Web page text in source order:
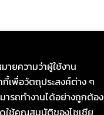
ายความว่าผู้ใช้งาน
เพื่อวัตถุประสงค์ต่าง ๆ
ารถทำงานได้อย่างถูกต้อง